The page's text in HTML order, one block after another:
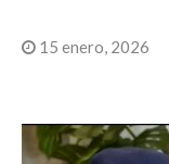
15 enero, 2026